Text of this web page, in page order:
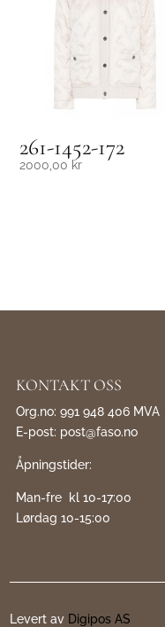
261-1452-172
2000,00 kr
KONTAKT OSS
Org.no: 991 948 406 MVA
E-post: post@faso.no
Åpningstider:
Man-fre kl 10-17:00
Lørdag 10-15:00
Levert av Digipos AS